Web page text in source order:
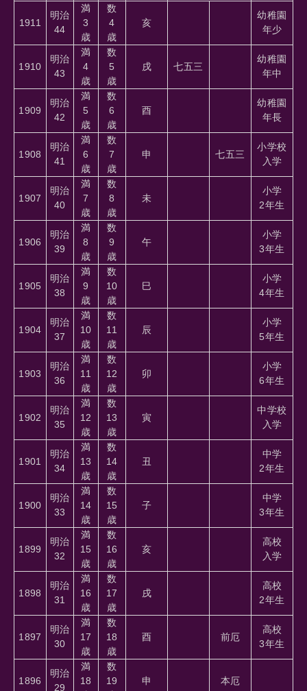
1911
明治
44
満
3
歳
数
4
歳
亥
幼稚園
年少
1910
明治
43
満
4
歳
数
5
歳
戌 七五三
幼稚園
年中
1909
明治
42
満
5
歳
数
6
歳
酉
幼稚園
年長
1908
明治
41
満
6
歳
数
7
歳
申 七五三
小学校
入学
1907
明治
40
満
7
歳
数
8
歳
未
小学
2年生
1906
明治
39
満
8
歳
数
9
歳
午
小学
3年生
1905
明治
38
満
9
歳
数
10
歳
巳
小学
4年生
1904
明治
37
満
10
歳
数
11
歳
辰
小学
5年生
1903
明治
36
満
11
歳
数
12
歳
卯
小学
6年生
1902
明治
35
満
12
歳
数
13
歳
寅
中学校
入学
1901
明治
34
満
13
歳
数
14
歳
丑
中学
2年生
1900
明治
33
満
14
歳
数
15
歳
子
中学
3年生
1899
明治
32
満
15
歳
数
16
歳
亥
高校
入学
1898
明治
31
満
16
歳
数
17
歳
戌
高校
2年生
1897
明治
30
満
17
歳
数
18
歳
酉 前厄
高校
3年生
1896
明治
29
満
18
数
19
申 本厄